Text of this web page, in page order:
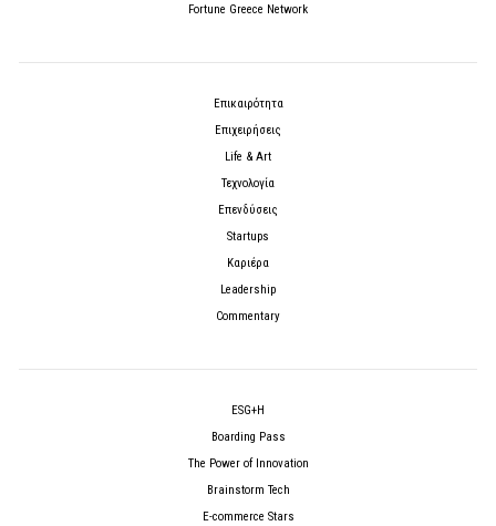
Fortune Greece Network
Επικαιρότητα
Επιχειρήσεις
Life & Art
Τεχνολογία
Επενδύσεις
Startups
Καριέρα
Leadership
Commentary
ESG+H
Boarding Pass
The Power of Innovation
Brainstorm Tech
E-commerce Stars